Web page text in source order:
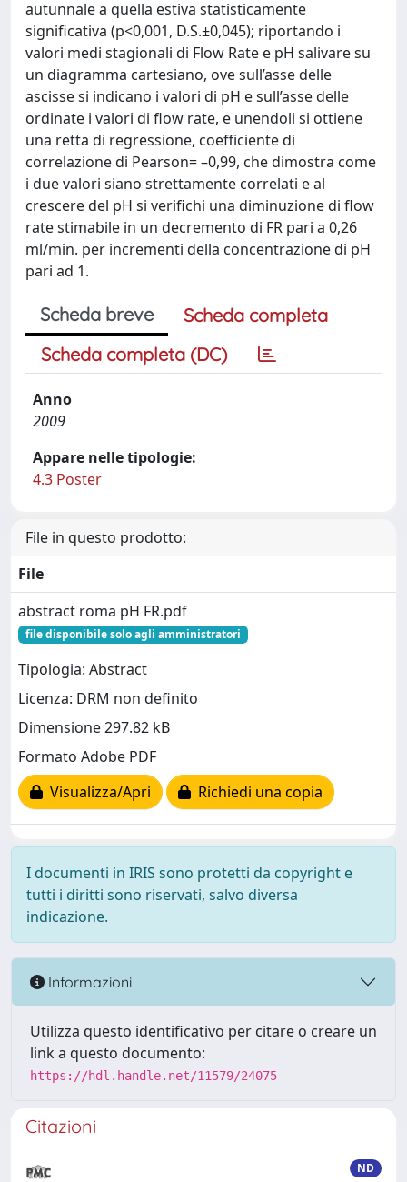
autunnale a quella estiva statisticamente
significativa (p<0,001, D.S.±0,045); riportando i
valori medi stagionali di Flow Rate e pH salivare su
un diagramma cartesiano, ove sull’asse delle
ascisse si indicano i valori di pH e sull’asse delle
ordinate i valori di flow rate, e unendoli si ottiene
una retta di regressione, coefficiente di
correlazione di Pearson= –0,99, che dimostra come
i due valori siano strettamente correlati e al
crescere del pH si verifichi una diminuzione di flow
rate stimabile in un decremento di FR pari a 0,26
ml/min. per incrementi della concentrazione di pH
pari ad 1.
Scheda breve
Scheda completa
Scheda completa (DC)
Anno
2009
Appare nelle tipologie:
4.3 Poster
File in questo prodotto:
File
abstract roma pH FR.pdf
file disponibile solo agli amministratori
Tipologia: Abstract
Licenza: DRM non definito
Dimensione 297.82 kB
Formato Adobe PDF
Visualizza/Apri
Richiedi una copia
I documenti in IRIS sono protetti da copyright e
tutti i diritti sono riservati, salvo diversa
indicazione.
Informazioni
Utilizza questo identificativo per citare o creare un
link a questo documento:
https://hdl.handle.net/11579/24075
Citazioni
ND